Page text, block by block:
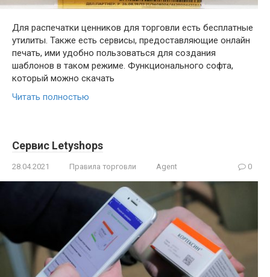
Для распечатки ценников для торговли есть бесплатные
утилиты. Также есть сервисы, предоставляющие онлайн
печать, ими удобно пользоваться для создания
шаблонов в таком режиме. Функционального софта,
который можно скачать
Читать полностью
Сервис Letyshops
28.04.2021 Правила торговли Agent 0